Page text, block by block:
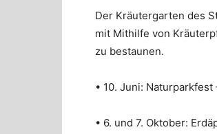
Der Kräutergarten des
mit Mithilfe von
zu bestaunen.
• 10. Juni:
• 6. und 7. Oktober: